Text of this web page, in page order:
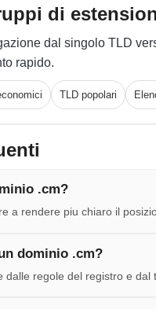
di
dal singolo TLD
rapido.
TLD popolari
.cm?
a rendere piu chiaro il
dominio .cm?
dalle regole del registro e